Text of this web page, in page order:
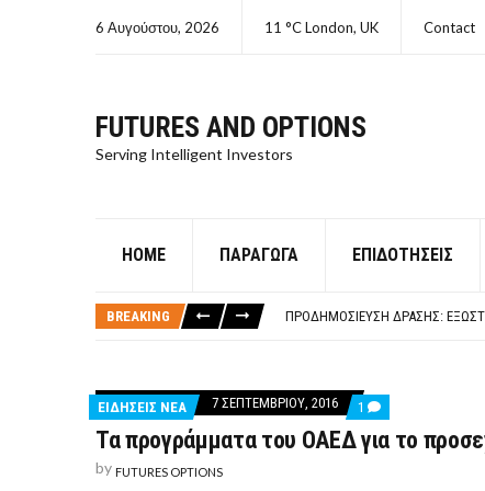
6 Αυγούστου, 2026 11 °C London, UK Contact
FUTURES AND OPTIONS
Serving Intelligent Investors
HOME ΠΑΡΆΓΩΓΑ ΕΠΙΔΟΤΉΣΕΙΣ
BREAKING
ΠΡΟΔΗΜΟΣΊΕΥΣΗ ΔΡΆΣΗΣ:
ΤΑΜΕΊΟ ΜΙΚΡΟΠΙΣΤΏΣΕΩΝ
ΕΙΔΗΣΕΙΣ ΝΕΑ 7 ΣΕΠΤΕΜΒΡΊΟΥ, 2016 1 COMMENT
ON
ΤΑ
ΠΡΟΓΡΆΜΜΑΤΑ
Τα προγράμματα του ΟΑΕΔ για το
by FUTURES OPTIONS